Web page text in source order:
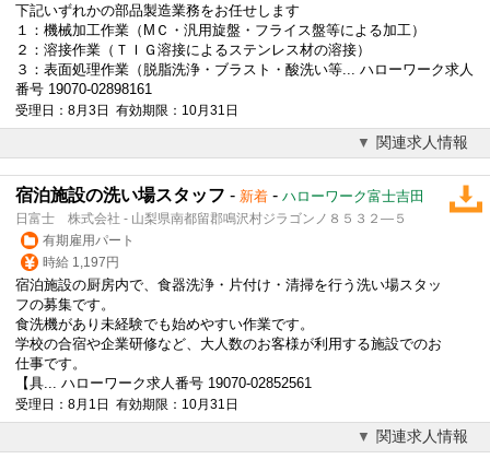
下記いずれかの部品製造業務をお任せします
１：機械加工作業（МＣ・汎用旋盤・フライス盤等による加工）
２：溶接作業（ＴＩＧ溶接によるステンレス材の溶接）
３：表面処理作業（脱脂洗浄・ブラスト・酸洗い等... ハローワーク求人
番号 19070-02898161
受理日：8月3日 有効期限：10月31日
関連求人情報
宿泊施設の洗い場スタッフ - 新着 - ハローワーク富士吉田
日富士 株式会社 - 山梨県南都留郡鳴沢村ジラゴンノ８５３２―５
有期雇用パート
時給 1,197円
宿泊施設の厨房内で、食器洗浄・片付け・清掃を行う洗い場スタッ
フの募集です。
食洗機があり未経験でも始めやすい作業です。
学校の合宿や企業研修など、大人数のお客様が利用する施設でのお
仕事です。
【具... ハローワーク求人番号 19070-02852561
受理日：8月1日 有効期限：10月31日
関連求人情報